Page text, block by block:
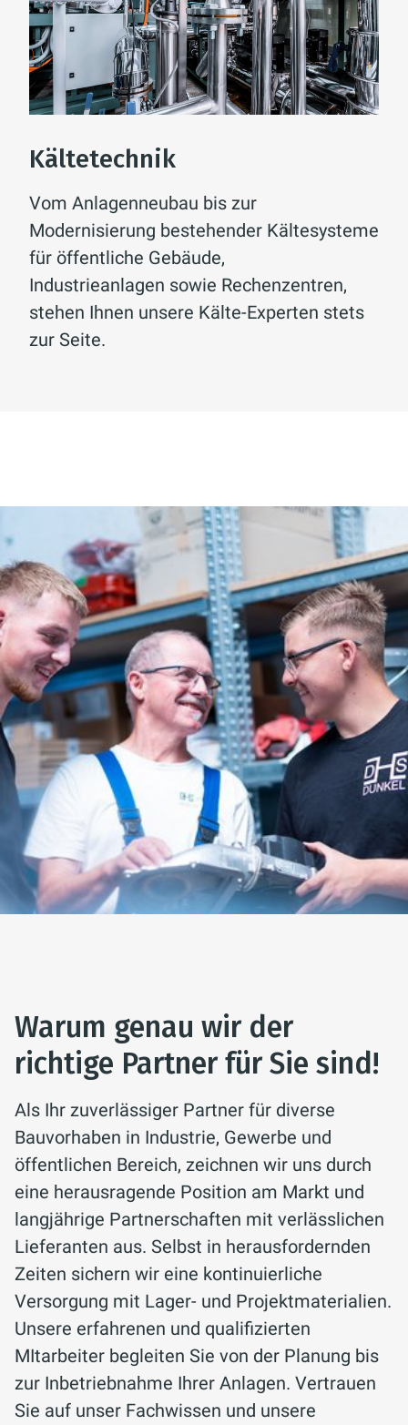
Wärme und Wasser. Zusätzlich bieten
wir Berichtswesen,
Störmeldemanagement und
Benchmarking. Kunden aus öffentlicher
Verwaltung, Gesundheitswesen und
Industrie vertrauen bereits auf unser
IBS(r)-Leitsystem zur zuverlässigen
Betriebsführung und Überwachung
ihrer Gebäudetechnik, um unnötige
Kosten durch Störungen zu vermeiden.
Kältetechnik
Vom Anlagenneubau bis zur
Modernisierung bestehender Kältesysteme
für öffentliche Gebäude,
Industrieanlagen sowie Rechenzentren,
stehen Ihnen unsere Kälte-Experten stets
zur Seite.
Warum genau wir der
richtige Partner für Sie sind!
Als Ihr zuverlässiger Partner für diverse
Bauvorhaben in Industrie, Gewerbe und
öffentlichen Bereich, zeichnen wir uns durch
eine herausragende Position am Markt und
langjährige Partnerschaften mit verlässlichen
Lieferanten aus. Selbst in herausfordernden
Zeiten sichern wir eine kontinuierliche
Versorgung mit Lager- und Projektmaterialien.
Unsere erfahrenen und qualifizierten
MItarbeiter begleiten Sie von der Planung bis
zur Inbetriebnahme Ihrer Anlagen. Vertrauen
Sie auf unser Fachwissen und unsere